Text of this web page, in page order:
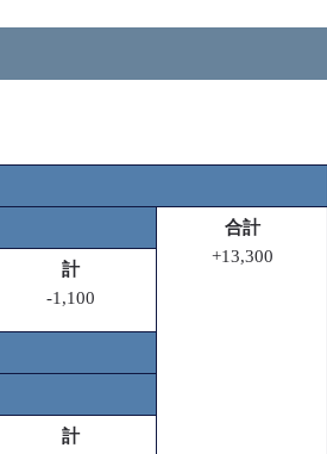
合計
+13,300
計
-1,100
計